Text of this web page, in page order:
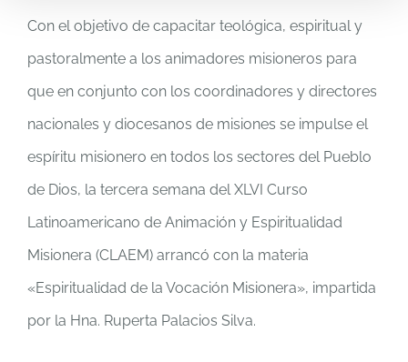
Con el objetivo de capacitar teológica, espiritual y
pastoralmente a los animadores misioneros para
que en conjunto con los coordinadores y directores
nacionales y diocesanos de misiones se impulse el
espíritu misionero en todos los sectores del Pueblo
de Dios, la tercera semana del XLVI Curso
Latinoamericano de Animación y Espiritualidad
Misionera (CLAEM) arrancó con la materia
«Espiritualidad de la Vocación Misionera», impartida
por la Hna. Ruperta Palacios Silva.